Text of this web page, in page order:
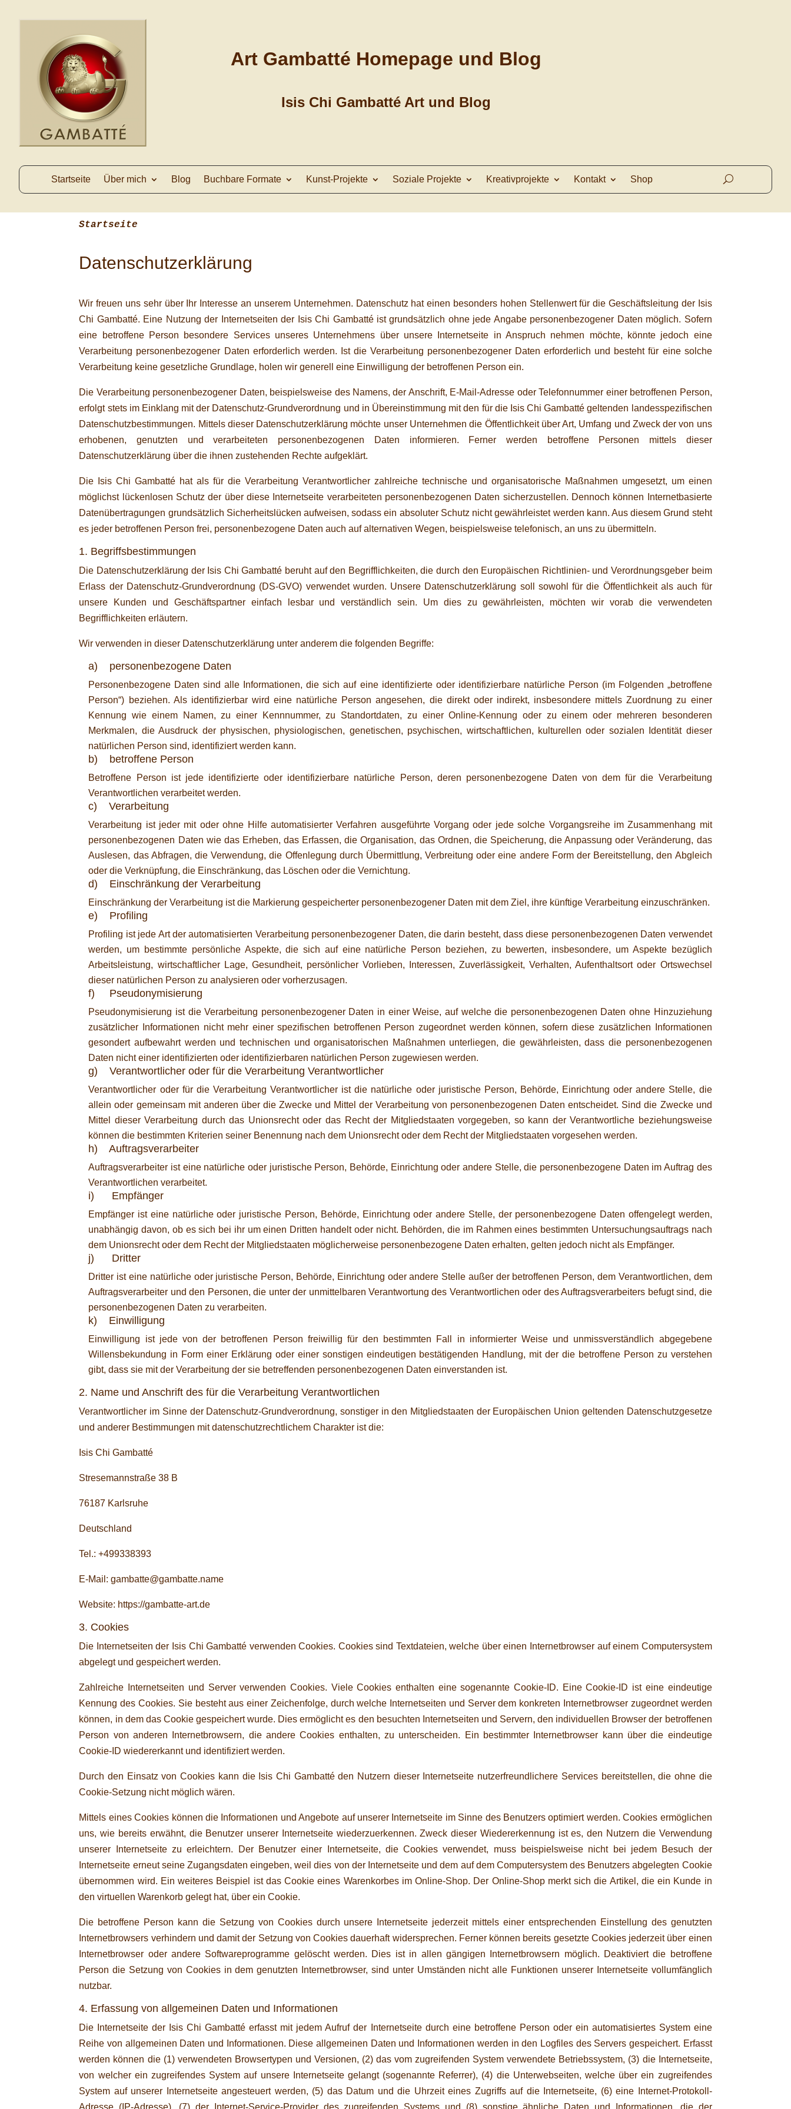
Art Gambatté Homepage und Blog
Isis Chi Gambatté Art und Blog
Startseite Über mich Blog Buchbare Formate Kunst-Projekte Soziale Projekte Kreativprojekte Kontakt Shop
Startseite
Datenschutzerklärung
Wir freuen uns sehr über Ihr Interesse an unserem Unternehmen. Datenschutz hat einen besonders hohen Stellenwert für die Geschäftsleitung der Isis
Chi Gambatté. Eine Nutzung der Internetseiten der Isis Chi Gambatté ist grundsätzlich ohne jede Angabe personenbezogener Daten möglich. Sofern
eine betroffene Person besondere Services unseres Unternehmens über unsere Internetseite in Anspruch nehmen möchte, könnte jedoch eine
Verarbeitung personenbezogener Daten erforderlich werden. Ist die Verarbeitung personenbezogener Daten erforderlich und besteht für eine solche
Verarbeitung keine gesetzliche Grundlage, holen wir generell eine Einwilligung der betroffenen Person ein.
Die Verarbeitung personenbezogener Daten, beispielsweise des Namens, der Anschrift, E-Mail-Adresse oder Telefonnummer einer betroffenen Person,
erfolgt stets im Einklang mit der Datenschutz-Grundverordnung und in Übereinstimmung mit den für die Isis Chi Gambatté geltenden landesspezifischen
Datenschutzbestimmungen. Mittels dieser Datenschutzerklärung möchte unser Unternehmen die Öffentlichkeit über Art, Umfang und Zweck der von uns
erhobenen, genutzten und verarbeiteten personenbezogenen Daten informieren. Ferner werden betroffene Personen mittels dieser
Datenschutzerklärung über die ihnen zustehenden Rechte aufgeklärt.
Die Isis Chi Gambatté hat als für die Verarbeitung Verantwortlicher zahlreiche technische und organisatorische Maßnahmen umgesetzt, um einen
möglichst lückenlosen Schutz der über diese Internetseite verarbeiteten personenbezogenen Daten sicherzustellen. Dennoch können Internetbasierte
Datenübertragungen grundsätzlich Sicherheitslücken aufweisen, sodass ein absoluter Schutz nicht gewährleistet werden kann. Aus diesem Grund steht
es jeder betroffenen Person frei, personenbezogene Daten auch auf alternativen Wegen, beispielsweise telefonisch, an uns zu übermitteln.
1. Begriffsbestimmungen
Die Datenschutzerklärung der Isis Chi Gambatté beruht auf den Begrifflichkeiten, die durch den Europäischen Richtlinien- und Verordnungsgeber beim
Erlass der Datenschutz-Grundverordnung (DS-GVO) verwendet wurden. Unsere Datenschutzerklärung soll sowohl für die Öffentlichkeit als auch für
unsere Kunden und Geschäftspartner einfach lesbar und verständlich sein. Um dies zu gewährleisten, möchten wir vorab die verwendeten
Begrifflichkeiten erläutern.
Wir verwenden in dieser Datenschutzerklärung unter anderem die folgenden Begriffe:
a) personenbezogene Daten
Personenbezogene Daten sind alle Informationen, die sich auf eine identifizierte oder identifizierbare natürliche Person (im Folgenden „betroffene
Person“) beziehen. Als identifizierbar wird eine natürliche Person angesehen, die direkt oder indirekt, insbesondere mittels Zuordnung zu einer
Kennung wie einem Namen, zu einer Kennnummer, zu Standortdaten, zu einer Online-Kennung oder zu einem oder mehreren besonderen
Merkmalen, die Ausdruck der physischen, physiologischen, genetischen, psychischen, wirtschaftlichen, kulturellen oder sozialen Identität dieser
natürlichen Person sind, identifiziert werden kann.
b) betroffene Person
Betroffene Person ist jede identifizierte oder identifizierbare natürliche Person, deren personenbezogene Daten von dem für die Verarbeitung
Verantwortlichen verarbeitet werden.
c) Verarbeitung
Verarbeitung ist jeder mit oder ohne Hilfe automatisierter Verfahren ausgeführte Vorgang oder jede solche Vorgangsreihe im Zusammenhang mit
personenbezogenen Daten wie das Erheben, das Erfassen, die Organisation, das Ordnen, die Speicherung, die Anpassung oder Veränderung, das
Auslesen, das Abfragen, die Verwendung, die Offenlegung durch Übermittlung, Verbreitung oder eine andere Form der Bereitstellung, den Abgleich
oder die Verknüpfung, die Einschränkung, das Löschen oder die Vernichtung.
d) Einschränkung der Verarbeitung
Einschränkung der Verarbeitung ist die Markierung gespeicherter personenbezogener Daten mit dem Ziel, ihre künftige Verarbeitung einzuschränken.
e) Profiling
Profiling ist jede Art der automatisierten Verarbeitung personenbezogener Daten, die darin besteht, dass diese personenbezogenen Daten verwendet
werden, um bestimmte persönliche Aspekte, die sich auf eine natürliche Person beziehen, zu bewerten, insbesondere, um Aspekte bezüglich
Arbeitsleistung, wirtschaftlicher Lage, Gesundheit, persönlicher Vorlieben, Interessen, Zuverlässigkeit, Verhalten, Aufenthaltsort oder Ortswechsel
dieser natürlichen Person zu analysieren oder vorherzusagen.
f) Pseudonymisierung
Pseudonymisierung ist die Verarbeitung personenbezogener Daten in einer Weise, auf welche die personenbezogenen Daten ohne Hinzuziehung
zusätzlicher Informationen nicht mehr einer spezifischen betroffenen Person zugeordnet werden können, sofern diese zusätzlichen Informationen
gesondert aufbewahrt werden und technischen und organisatorischen Maßnahmen unterliegen, die gewährleisten, dass die personenbezogenen
Daten nicht einer identifizierten oder identifizierbaren natürlichen Person zugewiesen werden.
g) Verantwortlicher oder für die Verarbeitung Verantwortlicher
Verantwortlicher oder für die Verarbeitung Verantwortlicher ist die natürliche oder juristische Person, Behörde, Einrichtung oder andere Stelle, die
allein oder gemeinsam mit anderen über die Zwecke und Mittel der Verarbeitung von personenbezogenen Daten entscheidet. Sind die Zwecke und
Mittel dieser Verarbeitung durch das Unionsrecht oder das Recht der Mitgliedstaaten vorgegeben, so kann der Verantwortliche beziehungsweise
können die bestimmten Kriterien seiner Benennung nach dem Unionsrecht oder dem Recht der Mitgliedstaaten vorgesehen werden.
h) Auftragsverarbeiter
Auftragsverarbeiter ist eine natürliche oder juristische Person, Behörde, Einrichtung oder andere Stelle, die personenbezogene Daten im Auftrag des
Verantwortlichen verarbeitet.
i) Empfänger
Empfänger ist eine natürliche oder juristische Person, Behörde, Einrichtung oder andere Stelle, der personenbezogene Daten offengelegt werden,
unabhängig davon, ob es sich bei ihr um einen Dritten handelt oder nicht. Behörden, die im Rahmen eines bestimmten Untersuchungsauftrags nach
dem Unionsrecht oder dem Recht der Mitgliedstaaten möglicherweise personenbezogene Daten erhalten, gelten jedoch nicht als Empfänger.
j) Dritter
Dritter ist eine natürliche oder juristische Person, Behörde, Einrichtung oder andere Stelle außer der betroffenen Person, dem Verantwortlichen, dem
Auftragsverarbeiter und den Personen, die unter der unmittelbaren Verantwortung des Verantwortlichen oder des Auftragsverarbeiters befugt sind, die
personenbezogenen Daten zu verarbeiten.
k) Einwilligung
Einwilligung ist jede von der betroffenen Person freiwillig für den bestimmten Fall in informierter Weise und unmissverständlich abgegebene
Willensbekundung in Form einer Erklärung oder einer sonstigen eindeutigen bestätigenden Handlung, mit der die betroffene Person zu verstehen
gibt, dass sie mit der Verarbeitung der sie betreffenden personenbezogenen Daten einverstanden ist.
2. Name und Anschrift des für die Verarbeitung Verantwortlichen
Verantwortlicher im Sinne der Datenschutz-Grundverordnung, sonstiger in den Mitgliedstaaten der Europäischen Union geltenden Datenschutzgesetze
und anderer Bestimmungen mit datenschutzrechtlichem Charakter ist die:
Isis Chi Gambatté
Stresemannstraße 38 B
76187 Karlsruhe
Deutschland
Tel.: +499338393
E-Mail: gambatte@gambatte.name
Website: https://gambatte-art.de
3. Cookies
Die Internetseiten der Isis Chi Gambatté verwenden Cookies. Cookies sind Textdateien, welche über einen Internetbrowser auf einem Computersystem
abgelegt und gespeichert werden.
Zahlreiche Internetseiten und Server verwenden Cookies. Viele Cookies enthalten eine sogenannte Cookie-ID. Eine Cookie-ID ist eine eindeutige
Kennung des Cookies. Sie besteht aus einer Zeichenfolge, durch welche Internetseiten und Server dem konkreten Internetbrowser zugeordnet werden
können, in dem das Cookie gespeichert wurde. Dies ermöglicht es den besuchten Internetseiten und Servern, den individuellen Browser der betroffenen
Person von anderen Internetbrowsern, die andere Cookies enthalten, zu unterscheiden. Ein bestimmter Internetbrowser kann über die eindeutige
Cookie-ID wiedererkannt und identifiziert werden.
Durch den Einsatz von Cookies kann die Isis Chi Gambatté den Nutzern dieser Internetseite nutzerfreundlichere Services bereitstellen, die ohne die
Cookie-Setzung nicht möglich wären.
Mittels eines Cookies können die Informationen und Angebote auf unserer Internetseite im Sinne des Benutzers optimiert werden. Cookies ermöglichen
uns, wie bereits erwähnt, die Benutzer unserer Internetseite wiederzuerkennen. Zweck dieser Wiedererkennung ist es, den Nutzern die Verwendung
unserer Internetseite zu erleichtern. Der Benutzer einer Internetseite, die Cookies verwendet, muss beispielsweise nicht bei jedem Besuch der
Internetseite erneut seine Zugangsdaten eingeben, weil dies von der Internetseite und dem auf dem Computersystem des Benutzers abgelegten Cookie
übernommen wird. Ein weiteres Beispiel ist das Cookie eines Warenkorbes im Online-Shop. Der Online-Shop merkt sich die Artikel, die ein Kunde in
den virtuellen Warenkorb gelegt hat, über ein Cookie.
Die betroffene Person kann die Setzung von Cookies durch unsere Internetseite jederzeit mittels einer entsprechenden Einstellung des genutzten
Internetbrowsers verhindern und damit der Setzung von Cookies dauerhaft widersprechen. Ferner können bereits gesetzte Cookies jederzeit über einen
Internetbrowser oder andere Softwareprogramme gelöscht werden. Dies ist in allen gängigen Internetbrowsern möglich. Deaktiviert die betroffene
Person die Setzung von Cookies in dem genutzten Internetbrowser, sind unter Umständen nicht alle Funktionen unserer Internetseite vollumfänglich
nutzbar.
4. Erfassung von allgemeinen Daten und Informationen
Die Internetseite der Isis Chi Gambatté erfasst mit jedem Aufruf der Internetseite durch eine betroffene Person oder ein automatisiertes System eine
Reihe von allgemeinen Daten und Informationen. Diese allgemeinen Daten und Informationen werden in den Logfiles des Servers gespeichert. Erfasst
werden können die (1) verwendeten Browsertypen und Versionen, (2) das vom zugreifenden System verwendete Betriebssystem, (3) die Internetseite,
von welcher ein zugreifendes System auf unsere Internetseite gelangt (sogenannte Referrer), (4) die Unterwebseiten, welche über ein zugreifendes
System auf unserer Internetseite angesteuert werden, (5) das Datum und die Uhrzeit eines Zugriffs auf die Internetseite, (6) eine Internet-Protokoll-
Adresse (IP-Adresse), (7) der Internet-Service-Provider des zugreifenden Systems und (8) sonstige ähnliche Daten und Informationen, die der